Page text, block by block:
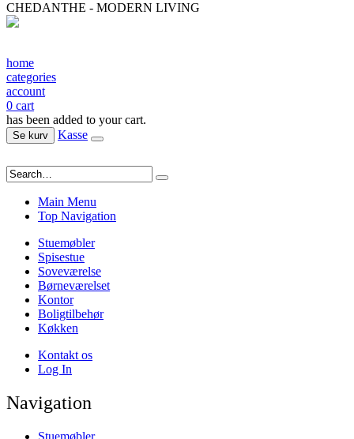
CHEDANTHE - MODERN LIVING
home
categories
account
0 cart
has been added to your cart.
Se kurv Kasse
Main Menu
Top Navigation
Stuemøbler
Spisestue
Soveværelse
Børneværelset
Kontor
Boligtilbehør
Køkken
Kontakt os
Log In
Navigation
Stuemøbler